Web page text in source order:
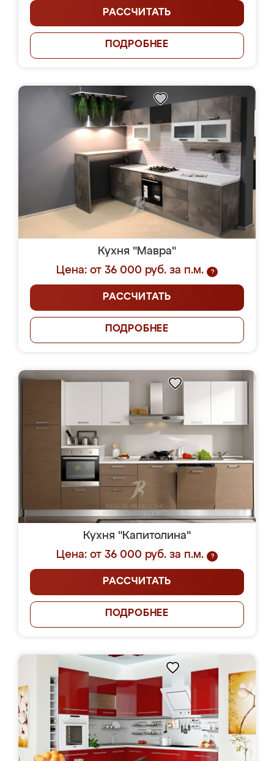
РАССЧИТАТЬ
ПОДРОБНЕЕ
Кухня "Мавра"
Цена: от 36 000 руб. за п.м.
?
РАССЧИТАТЬ
ПОДРОБНЕЕ
Кухня "Капитолина"
Цена: от 36 000 руб. за п.м.
?
РАССЧИТАТЬ
ПОДРОБНЕЕ